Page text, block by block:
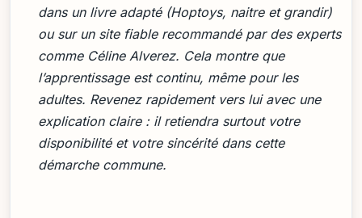
dans un livre adapté (Hoptoys, naitre et grandir)
ou sur un site fiable recommandé par des experts
comme Céline Alverez. Cela montre que
l’apprentissage est continu, même pour les
adultes. Revenez rapidement vers lui avec une
explication claire : il retiendra surtout votre
disponibilité et votre sincérité dans cette
démarche commune.